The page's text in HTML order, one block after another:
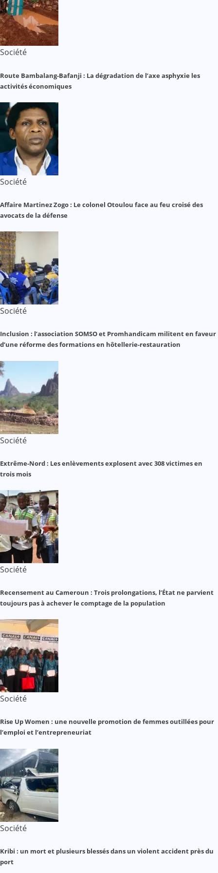
Société
Route Bambalang-Bafanji : La dégradation de l’axe asphyxie les
activités économiques
Société
Affaire Martinez Zogo : Le colonel Otoulou face au feu croisé des
avocats de la défense
Société
Inclusion : l’association SOMSO et Promhandicam militent en faveur
d’une réforme des formations en hôtellerie-restauration
Société
Extrême-Nord : Les enlèvements explosent avec 308 victimes en
trois mois
Société
Recensement au Cameroun : Trois prolongations, l’État ne parvient
toujours pas à achever le comptage de la population
Société
Rise Up Women : une nouvelle promotion de femmes outillées pour
l’emploi et l’entrepreneuriat
Société
Kribi : un mort et plusieurs blessés dans un violent accident près du
port